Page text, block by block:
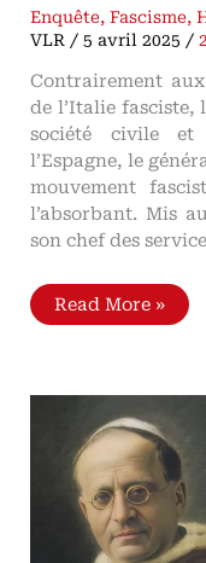
Enquête,Fascisme,
VLR /5 avril 2025 /
Contrairement
de l’Italie
société civile et
l’Espagne, le
mouvement
l’absorbant. Mis
son chef des
Opinion
du
Franco
Phalange
détestation
Franco
Read More »